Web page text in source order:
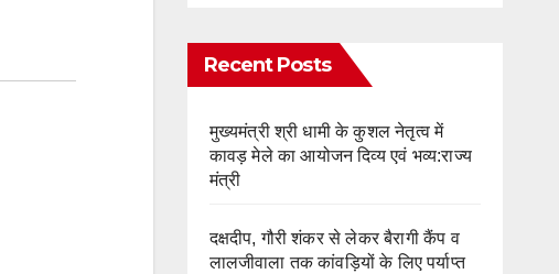
Recent Posts
मुख्यमंत्री श्री धामी के कुशल नेतृत्व में
कावड़ मेले का आयोजन दिव्य एवं भव्य:राज्य
मंत्री
दक्षदीप, गौरी शंकर से लेकर बैरागी कैंप व
लालजीवाला तक कांवड़ियों के लिए पर्याप्त